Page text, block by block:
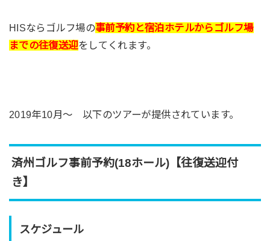
HISならゴルフ場の事前予約と宿泊ホテルからゴルフ場
までの往復送迎をしてくれます。
2019年10月～ 以下のツアーが提供されています。
済州ゴルフ事前予約(18ホール)【往復送迎付
き】
スケジュール